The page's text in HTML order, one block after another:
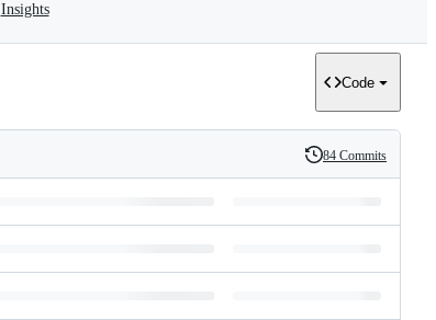
Insights
Code
History
84 Commits